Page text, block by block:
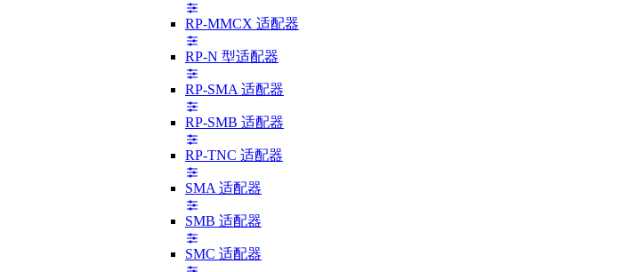
RP-MMCX 适配器
RP-N 型适配器
RP-SMA 适配器
RP-SMB 适配器
RP-TNC 适配器
SMA 适配器
SMB 适配器
SMC 适配器